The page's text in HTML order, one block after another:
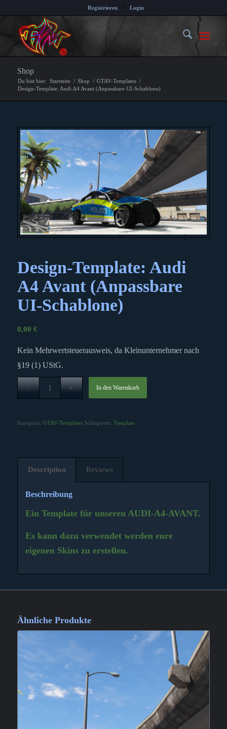
Registrieren Login
Shop
Du bist hier: Startseite / Shop / GTAV-Templates /
Design-Template: Audi A4 Avant (Anpassbare UI-Schablone)
Design-Template: Audi
A4 Avant (Anpassbare
UI-Schablone)
0,00 €
Kein Mehrwertsteuerausweis, da Kleinunternehmer nach
§19 (1) UStG.
In den Warenkorb
Kategorie: GTAV-Templates Schlagwort: Template
Description Reviews
Beschreibung
Ein Template für unseren AUDI-A4-AVANT.
Es kann dazu verwendet werden eure
eigenen Skins zu erstellen.
Ähnliche Produkte